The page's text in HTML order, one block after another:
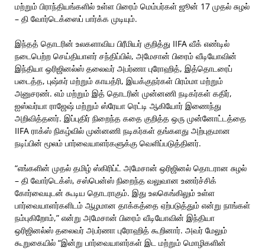
மற்றும் பிராந்தியங்களில் உள்ள பிரைம் மெம்பர்கள் ஜூன் 17 முதல் சுழல்
– தி வோர்டெக்ஸைப் பார்க்க முடியும்.
இந்தத் தொடரின் உலகளாவிய பிரீமியர் குறித்து IIFA வீக் எண்டில்
நடைபெற்ற செய்தியாளர் சந்திப்பில், அமேசான் பிரைம் வீடியோவின்
இந்தியா ஒரிஜினல்ஸ் தலைவர் அபர்ணா புரோஹித், இத்தொடரைப்
படைத்த, புஷ்கர் மற்றும் காயத்ரி, இயக்குநர்கள் பிரம்மா மற்றும்
அனுசரண். எம் மற்றும் இத் தொடரின் முன்னணி நடிகர்கள் கதிர்,
ஐஸ்வர்யா ராஜேஷ் மற்றும் ஸ்ரேயா ரெட்டி ஆகியோர் இணைந்து
அறிவித்தனர். இப்புதிர் நிறைந்த கதை குறித்த ஒரு முன்னோட்டத்தை
IIFA ராக்ஸ் நிகழ்வில் முன்னணி நடிகர்கள் தங்களது அற்புதமான
நடிப்பின் மூலம் பார்வையாளர்களுக்கு வெளிப்படுத்தினர்.
“எங்களின் முதல் தமிழ் ஸ்கிரிப்ட் அமேசான் ஒரிஜினல் தொடரான சுழல்
– தி வோர்டெக்ஸ், சஸ்பென்ஸ் நிறைந்த வலுவான உணர்ச்சிக்
கோர்வையுடன் கூடிய தொடராகும். இது உலகெங்கிலும் உள்ள
பார்வையாளர்களிடம் ஆழமான தாக்கத்தை ஏற்படுத்தும் என்று நாங்கள்
நம்புகிறோம்,” என்று அமேசான் பிரைம் வீடியோவின் இந்தியா
ஒரிஜினல்ஸ் தலைவர் அபர்ணா புரோஹித் கூறினார். அவர் மேலும்
கூறுகையில் “இன்று பார்வையாளர்கள் இட மற்றும் மொழிகளின்